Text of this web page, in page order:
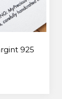
925